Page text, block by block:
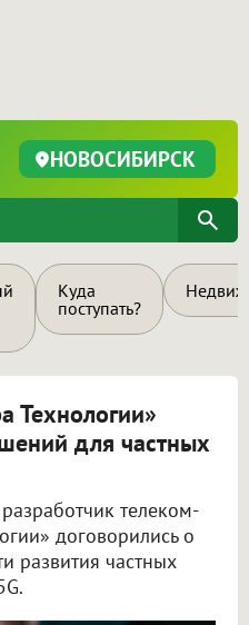
НОВОСИБИРСК
Куда
поступать?
Технологии»
для частных
телеком-
договорились о
развития частных